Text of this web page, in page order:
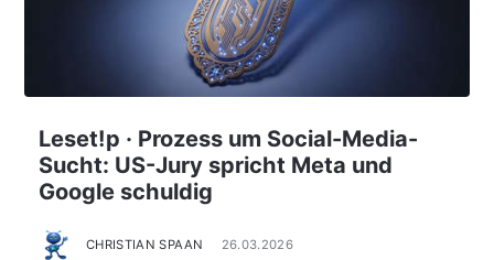
Leset!p · Prozess um Social-Media-
Sucht: US-Jury spricht Meta und
Google schuldig
CHRISTIAN SPAAN 26.03.2026